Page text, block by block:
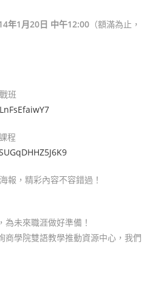
年1月20日 中午12:00 （額滿為止，
班
程
報，精彩內容不容錯過！
未來職涯做好準備！
學院雙語教學推動資源中心，我們